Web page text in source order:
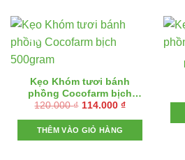
được
chọn
sản
phẩm
có
nhiều
Các
tùy
có
thể
- 5%
Kẹo Khóm tươi bánh
phồng Cocofarm bịch
500gram
120.000₫ Giá
là:
120.000 ₫.
114.000 ₫
Giá
tại
là:
114.000 ₫.
THÊM VÀO GIỎ HÀNG